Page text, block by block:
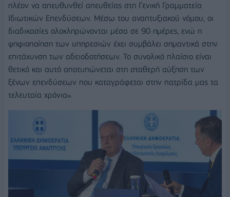
πλέον να απευθυνθεί απευθείας στη Γενική Γραμματεία
Ιδιωτικών Επενδύσεων. Μέσω του αναπτυξιακού νόμου, οι
διαδικασίες ολοκληρώνονται μέσα σε 90 ημέρες, ενώ η
ψηφιοποίηση των υπηρεσιών έχει συμβάλει σημαντικά στην
επιτάχυνση των αδειοδοτήσεων. Το συνολικό πλαίσιο είναι
θετικό και αυτό αποτυπώνεται στη σταθερή αύξηση των
ξένων επενδύσεων που καταγράφεται στην πατρίδα μας τα
τελευταία χρόνια».